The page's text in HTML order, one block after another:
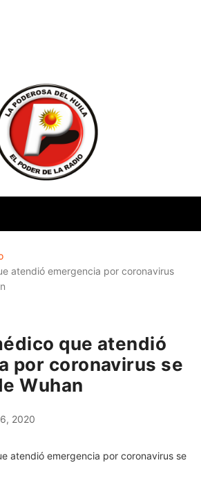
atendió emergencia por coronavirus
que atendió
por coronavirus se
Wuhan
2020